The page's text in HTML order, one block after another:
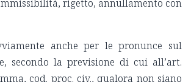
rigetto, annullamento con
anche per le pronunce sul
secondo la previsione di cui all’art.
cod. proc. civ., qualora non siano